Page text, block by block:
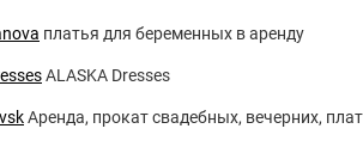
платья для беременных в аренду
ALASKA Dresses
Аренда, прокат свадебных, вечерних,